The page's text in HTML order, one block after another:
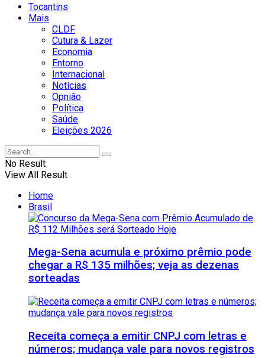
Tocantins
Mais
CLDF
Cutura & Lazer
Economia
Entorno
Internacional
Notícias
Opnião
Política
Saúde
Eleições 2026
No Result
View All Result
Home
Brasil
Mega-Sena acumula e próximo prêmio pode
chegar a R$ 135 milhões; veja as dezenas
sorteadas
Receita começa a emitir CNPJ com letras e
números; mudança vale para novos registros